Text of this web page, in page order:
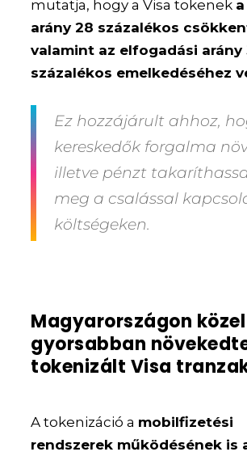
mutatja, hogy a Visa tokenek
arány 28 százalékos
valamint az elfogadási arány
százalékos emelkedéséhez
Ez hozzájárult ahhoz,
kereskedők forgalma
illetve pénzt
meg a csalással
költségeken.
Magyarországon
gyorsabban
tokenizált Visa
A tokenizáció a mobilfizetési
rendszerek működésének is